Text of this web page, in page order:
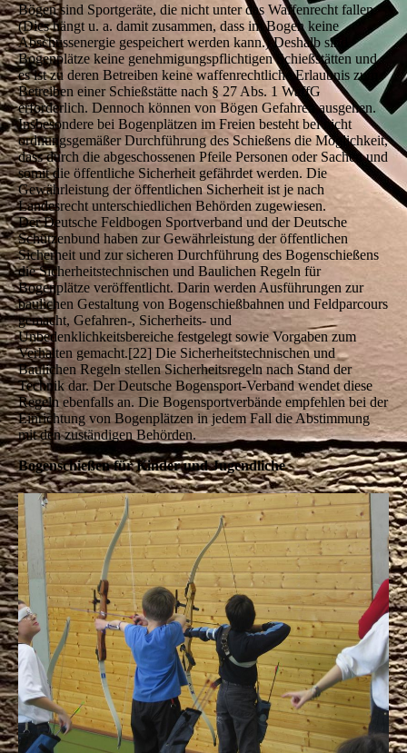
Bögen sind Sportgeräte, die nicht unter das Waffenrecht fallen.
(Dies hängt u. a. damit zusammen, dass im Bogen keine
Abschussenergie gespeichert werden kann.) Deshalb sind
Bogenplätze keine genehmigungspflichtigen Schießstätten und
es ist zu deren Betreiben keine waffenrechtliche Erlaubnis zum
Betreiben einer Schießstätte nach § 27 Abs. 1 WaffG
erforderlich. Dennoch können von Bögen Gefahren ausgehen.
Insbesondere bei Bogenplätzen im Freien besteht bei nicht
ordnungsgemäßer Durchführung des Schießens die Möglichkeit,
dass durch die abgeschossenen Pfeile Personen oder Sachen und
somit die öffentliche Sicherheit gefährdet werden. Die
Gewährleistung der öffentlichen Sicherheit ist je nach
Landesrecht unterschiedlichen Behörden zugewiesen.
Der Deutsche Feldbogen Sportverband und der Deutsche
Schützenbund haben zur Gewährleistung der öffentlichen
Sicherheit und zur sicheren Durchführung des Bogenschießens
die Sicherheitstechnischen und Baulichen Regeln für
Bogenplätze veröffentlicht. Darin werden Ausführungen zur
baulichen Gestaltung von Bogenschießbahnen und Feldparcours
gemacht, Gefahren-, Sicherheits- und
Unbedenklichkeitsbereiche festgelegt sowie Vorgaben zum
Verhalten gemacht.[22] Die Sicherheitstechnischen und
Baulichen Regeln stellen Sicherheitsregeln nach Stand der
Technik dar. Der Deutsche Bogensport-Verband wendet diese
Regeln ebenfalls an. Die Bogensportverbände empfehlen bei der
Einrichtung von Bogenplätzen in jedem Fall die Abstimmung
mit den zuständigen Behörden.
Bogenschießen für Kinder und Jugendliche